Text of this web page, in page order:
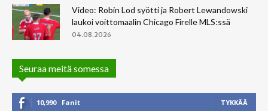
Video: Robin Lod syötti ja Robert Lewandowski
laukoi voittomaalin Chicago Firelle MLS:ssä
04.08.2026
Seuraa meitä somessa
10,990 Fanit TYKKÄÄ